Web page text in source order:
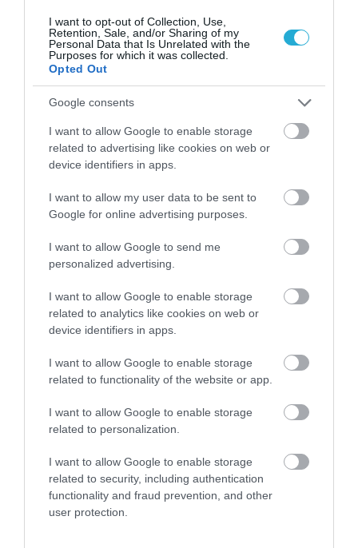
I want to opt-out of Collection, Use,
Retention, Sale, and/or Sharing of my
Personal Data that Is Unrelated with the
Purposes for which it was collected.
Opted Out
Google consents
I want to allow Google to enable storage
related to advertising like cookies on web or
device identifiers in apps.
I want to allow my user data to be sent to
Google for online advertising purposes.
I want to allow Google to send me
personalized advertising.
I want to allow Google to enable storage
related to analytics like cookies on web or
device identifiers in apps.
I want to allow Google to enable storage
related to functionality of the website or app.
I want to allow Google to enable storage
related to personalization.
I want to allow Google to enable storage
related to security, including authentication
functionality and fraud prevention, and other
user protection.
ΠΕΡΙΣΣΟΤΕΡΑ
07.08.2026 06:06
Δείτε ποια είναι τα συμπτώματα
ενός «μίνι εγκεφαλικού»
επεισοδίου
Τι πρέπει να κάνετε αμέσως